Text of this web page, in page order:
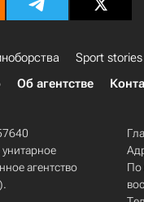
Sport stories
Об агентстве
агентство
По